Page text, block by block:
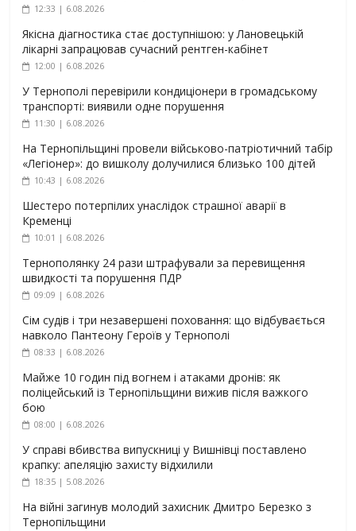
12:33 | 6.08.2026
Якісна діагностика стає доступнішою: у Лановецькій
лікарні запрацював сучасний рентген-кабінет
12:00 | 6.08.2026
У Тернополі перевірили кондиціонери в громадському
транспорті: виявили одне порушення
11:30 | 6.08.2026
На Тернопільщині провели військово-патріотичний табір
«Легіонер»: до вишколу долучилися близько 100 дітей
10:43 | 6.08.2026
Шестеро потерпілих унаслідок страшної аварії в
Кременці
10:01 | 6.08.2026
Тернополянку 24 рази штрафували за перевищення
швидкості та порушення ПДР
09:09 | 6.08.2026
Сім судів і три незавершені поховання: що відбувається
навколо Пантеону Героїв у Тернополі
08:33 | 6.08.2026
Майже 10 годин під вогнем і атаками дронів: як
поліцейський із Тернопільщини вижив після важкого
бою
08:00 | 6.08.2026
У справі вбивства випускниці у Вишнівці поставлено
крапку: апеляцію захисту відхилили
18:35 | 5.08.2026
На війні загинув молодий захисник Дмитро Березко з
Тернопільщини